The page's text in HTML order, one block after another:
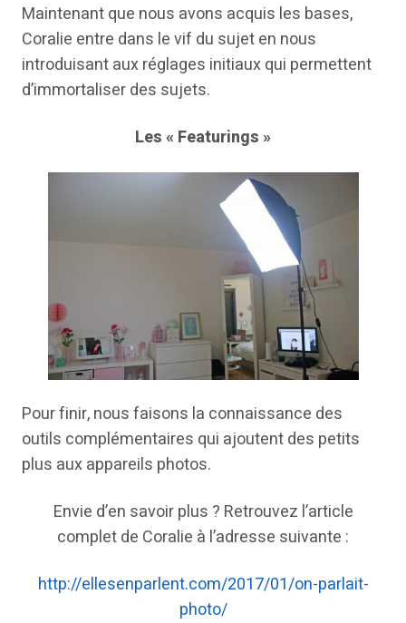
Maintenant que nous avons acquis les bases,
Coralie entre dans le vif du sujet en nous
introduisant aux réglages initiaux qui permettent
d’immortaliser des sujets.
Les « Featurings »
Pour finir, nous faisons la connaissance des
outils complémentaires qui ajoutent des petits
plus aux appareils photos.
Envie d’en savoir plus ? Retrouvez l’article
complet de Coralie à l’adresse suivante :
http://ellesenparlent.com/2017/01/on-parlait-
photo/